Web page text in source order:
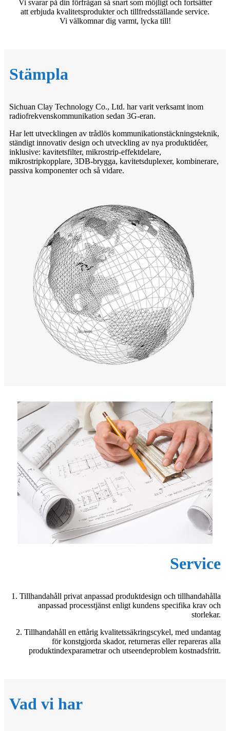
Vi svarar på din förfrågan så snart som möjligt och fortsätter
att erbjuda kvalitetsprodukter och tillfredsställande service.
Vi välkomnar dig varmt, lycka till!
Stämpla
Sichuan Clay Technology Co., Ltd. har varit verksamt inom
radiofrekvenskommunikation sedan 3G-eran.
Har lett utvecklingen av trådlös kommunikationstäckningsteknik,
ständigt innovativ design och utveckling av nya produktidéer,
inklusive: kavitetsfilter, mikrostrip-effektdelare,
mikrostripkopplare, 3DB-brygga, kavitetsduplexer, kombinerare,
passiva komponenter och så vidare.
Service
1. Tillhandahåll privat anpassad produktdesign och tillhandahålla
anpassad processtjänst enligt kundens specifika krav och
storlekar.
2. Tillhandahåll en ettårig kvalitetssäkringscykel, med undantag
för konstgjorda skador, returneras eller repareras alla
produktindexparametrar och utseendeproblem kostnadsfritt.
Vad vi har